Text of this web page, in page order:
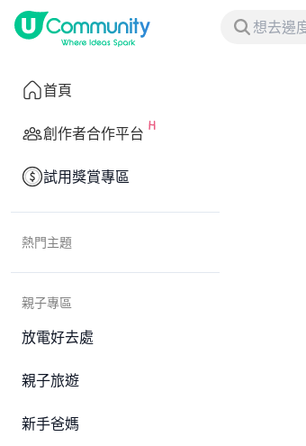
首頁
創作者合作平台
試用獎賞專區
熱門主題
親子專區
放電好去處
親子旅遊
新手爸媽